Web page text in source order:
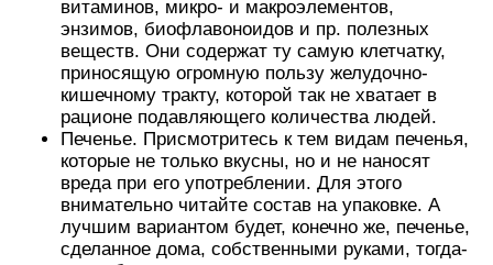
витаминов, микро- и макроэлементов,
энзимов, биофлавоноидов и пр. полезных
веществ. Они содержат ту самую клетчатку,
приносящую огромную пользу желудочно-
кишечному тракту, которой так не хватает в
рационе подавляющего количества людей.
Печенье. Присмотритесь к тем видам печенья,
которые не только вкусны, но и не наносят
вреда при его употреблении. Для этого
внимательно читайте состав на упаковке. А
лучшим вариантом будет, конечно же, печенье,
сделанное дома, собственными руками, тогда-